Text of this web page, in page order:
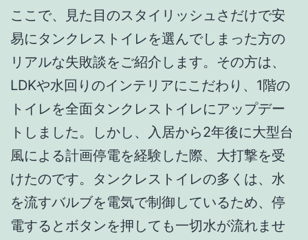
ここで、見た目のスタイリッシュさだけで安
易にタンクレストイレを選んでしまった方の
リアルな失敗談をご紹介します。その方は、
LDKや水回りのインテリアにこだわり、1階の
トイレを全面タンクレストイレにアップデー
トしました。しかし、入居から2年後に大型台
風による計画停電を経験した際、大打撃を受
けたのです。タンクレストイレの多くは、水
を流すバルブを電気で制御しているため、停
電するとボタンを押しても一切水が流れませ